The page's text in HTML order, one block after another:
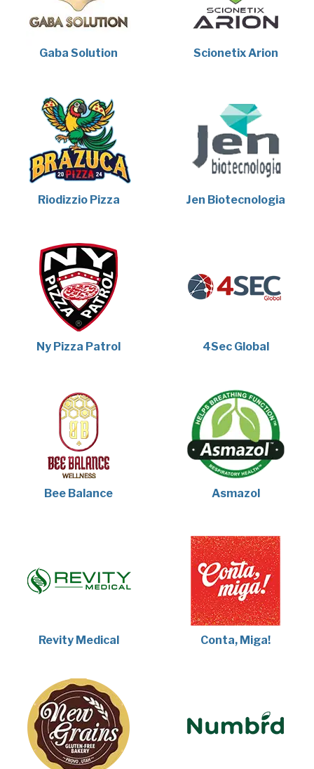
Gaba Solution Scionetix Arion
Riodizzio Pizza Jen Biotecnologia
Ny Pizza Patrol 4Sec Global
Bee Balance Asmazol
Revity Medical Conta, Miga!